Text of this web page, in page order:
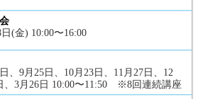
(金) 10:00〜16:00
、9月25日、10月23日、11月27日、12
、3月26日 10:00〜11:50 ※8回連続講座